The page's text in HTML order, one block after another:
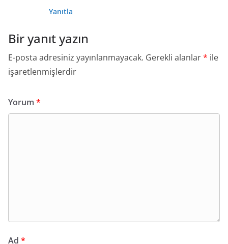
Yanıtla
Bir yanıt yazın
E-posta adresiniz yayınlanmayacak. Gerekli alanlar* ile
işaretlenmişlerdir
Yorum *
Ad *